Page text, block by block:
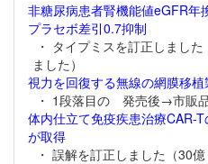
非糖尿病患者腎機能値eGFR
プラセボ差引0.7抑制
・ タイプミスを訂正しまし
ました）
視力を回復する無線の網膜移
・ 1段落目の 発売後→市販
体内仕立て免疫疾患治療CAR-
が取得
・ 誤解を訂正しました（30